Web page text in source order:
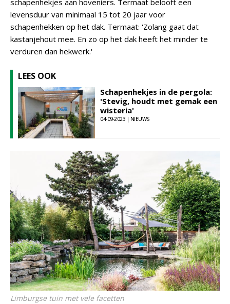
schapenhekjes aan hoveniers. Termaat belooft een
levensduur van minimaal 15 tot 20 jaar voor
schapenhekken op het dak. Termaat: 'Zolang gaat dat
kastanjehout mee. En zo op het dak heeft het minder te
verduren dan hekwerk.'
LEES OOK
Schapenhekjes in de pergola:
'Stevig, houdt met gemak een
wisteria'
04-09-2023 | NIEUWS
Limburgse tuin met vele facetten